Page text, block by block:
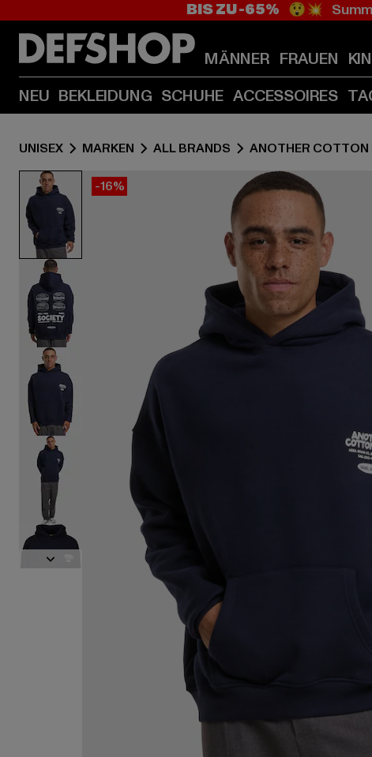
BIS ZU -65% 😲💥
MÄNNER FRAUEN
NEU BEKLEIDUNG SCHUHE ACCESSOIRES
UNISEX MARKEN ALL BRANDS ANOTHER COTTON
-16%